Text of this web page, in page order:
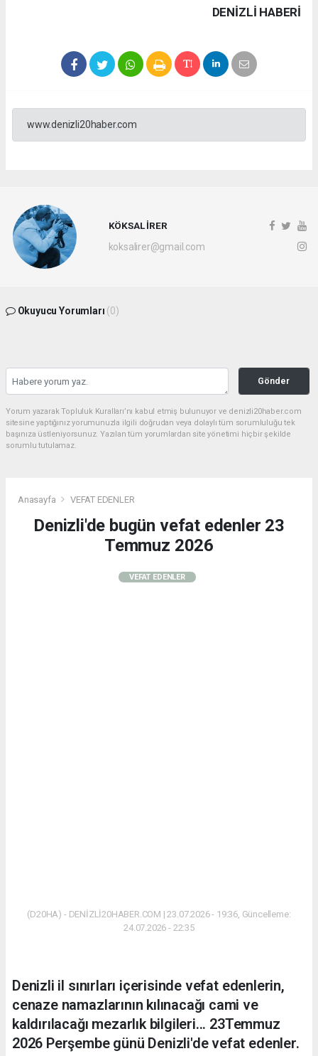
DENIZLI HABERİ
www.denizli20haber.com
KÖKSAL İRER
koksalirer@gmail.com
Okuyucu Yorumları (0)
Gönder
Yorum yazarak Topluluk Kuralları’nı kabul etmiş bulunuyor ve denizli20haber.com
sitesine yaptığınız yorumunuzla ilgili doğrudan veya dolaylı tüm sorumluluğu tek
başınıza üstleniyorsunuz. Yazılan tüm yorumlardan site yönetimi hiçbir şekilde
sorumlu tutulamaz.
Anasayfa VEFAT EDENLER
Denizli'de bugün vefat edenler 23
Temmuz 2026
VEFAT EDENLER
(D20HA) - DENİZLİ20HABER.COM | 23.07.2026 - 19:36, Güncelleme:
24.07.2026 - 22:35
Denizli il sınırları içerisinde vefat edenlerin,
cenaze namazlarının kılınacağı cami ve
kaldırılacağı mezarlık bilgileri... 23Temmuz
2026 Perşembe günü Denizli'de vefat edenler.